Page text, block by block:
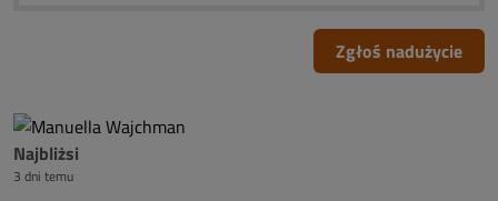
Zgłoś nadużycie
Najbliżsi
3 dni temu